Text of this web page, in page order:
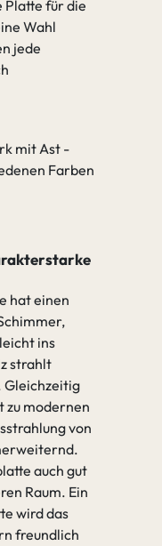
Platte für die
Wahl
jede
mit Ast -
Farben
hat einen
ins
strahlt
Gleichzeitig
zu modernen
von
auch gut
Raum. Ein
wird das
freundlich